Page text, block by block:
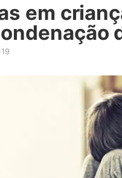
em